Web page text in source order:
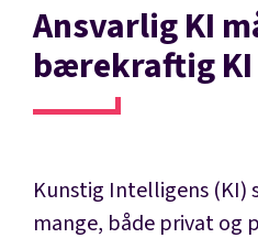
Ansvarlig KI
bærekraftig KI
Kunstig Intelligens (KI)
mange, både privat og